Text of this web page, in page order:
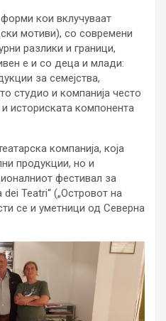
кои вклучуваат
мотиви), со современи
разлики и граници,
е и со деца и млади:
за семејства,
студио и компанија често
и историската компонента
компанија, која
продукции, но и
фестивал за
Teatri“ („Островот на
се и уметници од Северна